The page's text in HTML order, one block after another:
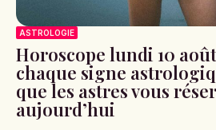
ASTROLOGIE
Horoscope lundi 10
chaque signe
que les astres vous
aujourd’hui